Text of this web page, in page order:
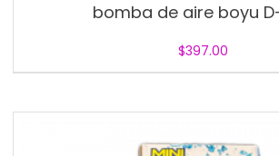
bomba de aire boyu
$397.00